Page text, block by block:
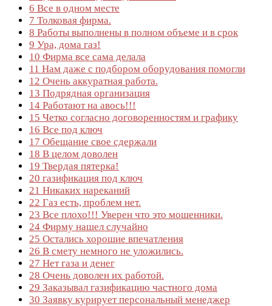
6 Все в одном месте
7 Толковая фирма.
8 Работы выполнены в полном объеме и в срок
9 Ура, дома газ!
10 Фирма все сама делала
11 Нам даже с подбором оборудования помогли
12 Очень аккуратная работа.
13 Подрядная организация
14 Работают на авось!!!
15 Четко согласно договоренностям и графику
16 Все под ключ
17 Обещание свое сдержали
18 В целом доволен
19 Твердая пятерка!
20 газификация под ключ
21 Никаких нареканий
22 Газ есть, проблем нет.
23 Все плохо!!! Уверен что это мошенники.
24 Фирму нашел случайно
25 Остались хорошие впечатления
26 В смету немного не уложились.
27 Нет газа и денег
28 Очень доволен их работой.
29 Заказывал газификацию частного дома
30 Заявку курирует персональный менеджер